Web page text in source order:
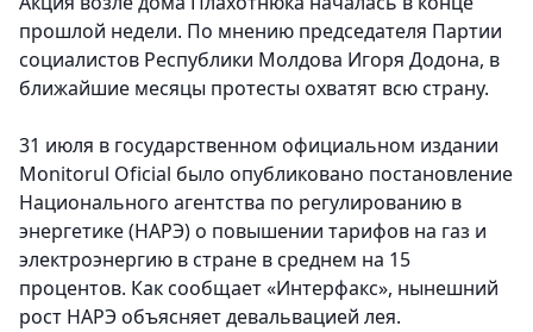
прошлой недели. По мнению председателя Партии
социалистов Республики Молдова Игоря Додона, в
ближайшие месяцы протесты охватят всю страну.
31 июля в государственном официальном издании
Monitorul Oficial было опубликовано постановление
Национального агентства по регулированию в
энергетике (НАРЭ) о повышении тарифов на газ и
электроэнергию в стране в среднем на 15
процентов. Как сообщает «Интерфакс», нынешний
рост НАРЭ объясняет девальвацией лея.